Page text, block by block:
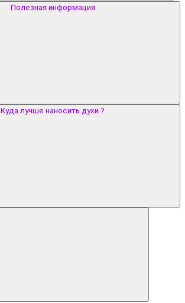
Полезная информация
Куда лучше наносить духи ?